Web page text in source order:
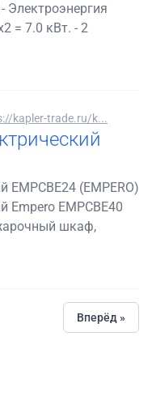
Электроэнергия
= 7.0 кВт. - 2
kapler-trade.ru/k...
(EMPERO)
Empero EMPCBE40
шкаф,
Вперёд »